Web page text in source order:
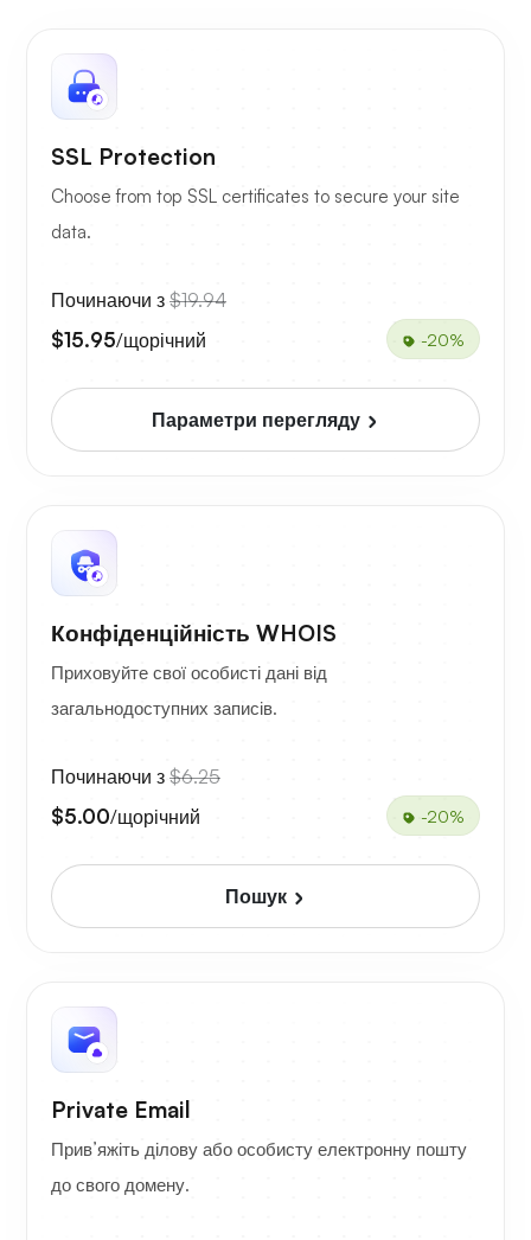
SSL Protection
Choose from top SSL certificates to secure your site
data.
Починаючи з $19.94
$15.95/щорічний -20%
Параметри перегляду
Конфіденційність WHOIS
Приховуйте свої особисті дані від
загальнодоступних записів.
Починаючи з $6.25
$5.00/щорічний -20%
Пошук
Private Email
Прив’яжіть ділову або особисту електронну пошту
до свого домену.